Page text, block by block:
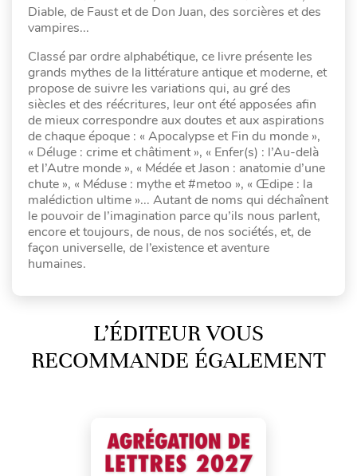
Diable, de Faust et de Don Juan, des sorcières et des
vampires...
Classé par ordre alphabétique, ce livre présente les
grands mythes de la littérature antique et moderne, et
propose de suivre les variations qui, au gré des
siècles et des réécritures, leur ont été apposées afin
de mieux correspondre aux doutes et aux aspirations
de chaque époque : « Apocalypse et Fin du monde »,
« Déluge : crime et châtiment », « Enfer(s) : l’Au-delà
et l’Autre monde », « Médée et Jason : anatomie d’une
chute », « Méduse : mythe et #metoo », « Œdipe : la
malédiction ultime »... Autant de noms qui déchaînent
le pouvoir de l’imagination parce qu’ils nous parlent,
encore et toujours, de nous, de nos sociétés, et, de
façon universelle, de l’existence et aventure
humaines.
L’ÉDITEUR VOUS
RECOMMANDE ÉGALEMENT